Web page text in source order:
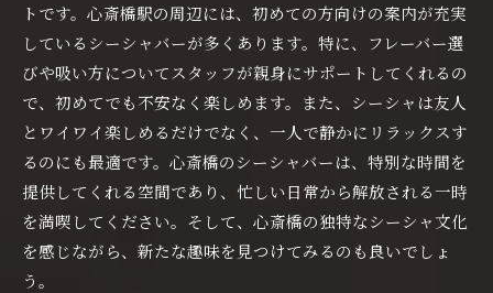
トです。心斎橋駅の周辺には、初めての方向けの案内が充実
しているシーシャバーが多くあります。特に、フレーバー選
びや吸い方についてスタッフが親身にサポートしてくれるの
で、初めてでも不安なく楽しめます。また、シーシャは友人
とワイワイ楽しめるだけでなく、一人で静かにリラックスす
るのにも最適です。心斎橋のシーシャバーは、特別な時間を
提供してくれる空間であり、忙しい日常から解放される一時
を満喫してください。そして、心斎橋の独特なシーシャ文化
を感じながら、新たな趣味を見つけてみるのも良いでしょ
う。